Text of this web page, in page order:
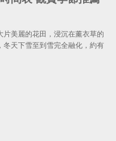
美麗的花田，浸沉在薰衣草的
天下雪至到雪完全融化，約有